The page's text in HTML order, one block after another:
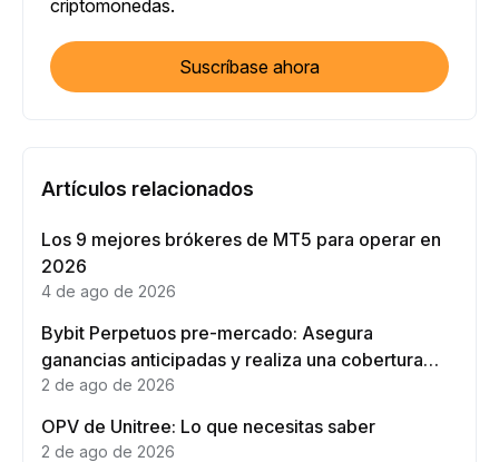
criptomonedas.
Suscríbase ahora
Artículos relacionados
Los 9 mejores brókeres de MT5 para operar en
2026
4 de ago de 2026
Bybit Perpetuos pre-mercado: Asegura
ganancias anticipadas y realiza una cobertura
eficaz
2 de ago de 2026
OPV de Unitree: Lo que necesitas saber
2 de ago de 2026